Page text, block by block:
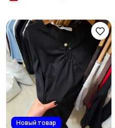
Платья и юбки10
Спортивная одежда1
Новый товар